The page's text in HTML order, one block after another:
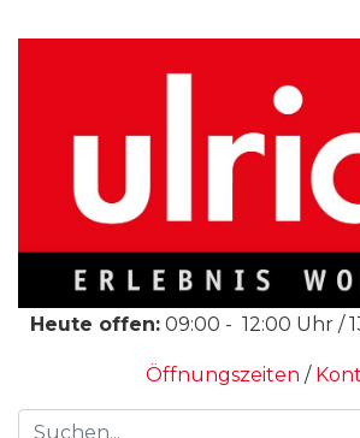
Heute offen: 09:00 - 12:00 Uhr /
Öffnungszeiten /